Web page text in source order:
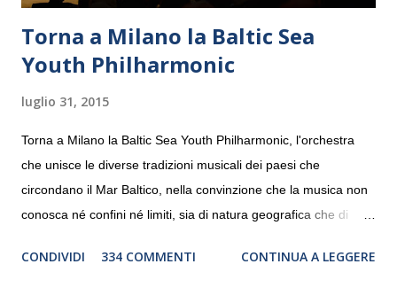
Torna a Milano la Baltic Sea
Youth Philharmonic
luglio 31, 2015
Torna a Milano la Baltic Sea Youth Philharmonic, l'orchestra
che unisce le diverse tradizioni musicali dei paesi che
circondano il Mar Baltico, nella convinzione che la musica non
conosca né confini né limiti, sia di natura geografica che di
debutterà il 10 settembre a Heiden, in Germania, e toccherà, in
CONDIVIDI 334 COMMENTI CONTINUA A LEGGERE